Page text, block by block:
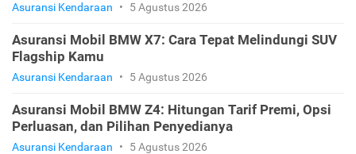
Asuransi Kendaraan • 5 Agustus 2026
Asuransi Mobil BMW X7: Cara Tepat Melindungi SUV
Flagship Kamu
Asuransi Kendaraan • 5 Agustus 2026
Asuransi Mobil BMW Z4: Hitungan Tarif Premi, Opsi
Perluasan, dan Pilihan Penyedianya
Asuransi Kendaraan • 5 Agustus 2026